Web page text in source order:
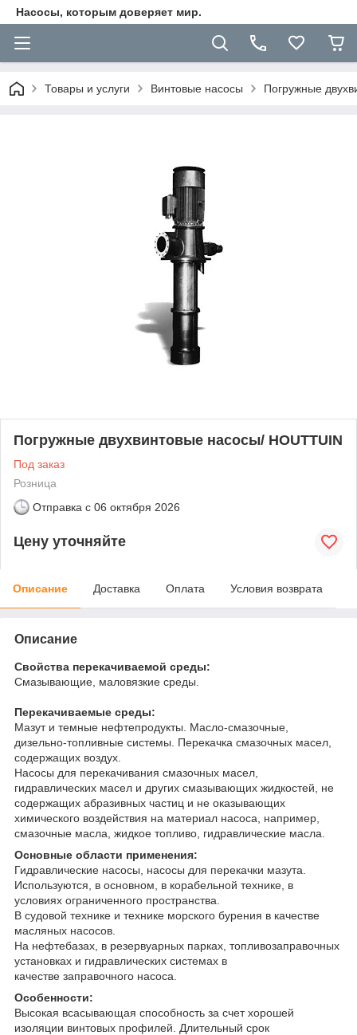
Насосы, которым доверяет мир.
Товары и услуги Винтовые насосы Погружные
Погружные двухвинтовые насосы/ HOUTTUIN
Под заказ
Розница
Отправка с 06 октября 2026
Цену уточняйте
Описание Доставка Оплата Условия возврата
Описание
Свойства перекачиваемой среды:
Смазывающие, маловязкие среды.
Перекачиваемые среды:
Мазут и темные нефтепродукты. Масло-смазочные,
дизельно-топливные системы. Перекачка смазочных масел,
содержащих воздух.
Насосы для перекачивания смазочных масел,
гидравлических масел и других смазывающих жидкостей, не
содержащих абразивных частиц и не оказывающих
химического воздействия на материал насоса, например,
смазочные масла, жидкое топливо, гидравлические масла.
Основные области применения:
Гидравлические насосы, насосы для перекачки мазута.
Используются, в основном, в корабельной технике, в
условиях ограниченного пространства.
В судовой технике и технике морского бурения в качестве
масляных насосов.
На нефтебазах, в резервуарных парках, топливозаправочных
установках и гидравлических системах в
качестве заправочного насоса.
Особенности:
Высокая всасывающая способность за счет хорошей
изоляции винтовых профилей. Длительный срок